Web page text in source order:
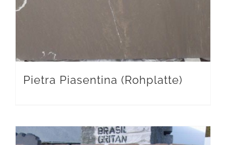
Pietra Piasentina (Rohplatte)